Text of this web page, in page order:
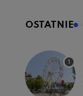
OSTATNIE